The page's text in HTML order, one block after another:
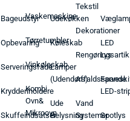
Bageudstyr
Opbevaring
Serveringsfade
Krydderiholdere
Skuffeindsatser
Vaskemaskine
Tørretumbler
Vinkøleskab
Kombi
Ovn&
Mikroovn
Udekøkken
Køleskab
Lamper
(Udendørs)
Ude
Belysning
Tekstil
Dekorationer
Affaldsspande
Vand
Systemer
LED
Lys
LED-
Spotlys